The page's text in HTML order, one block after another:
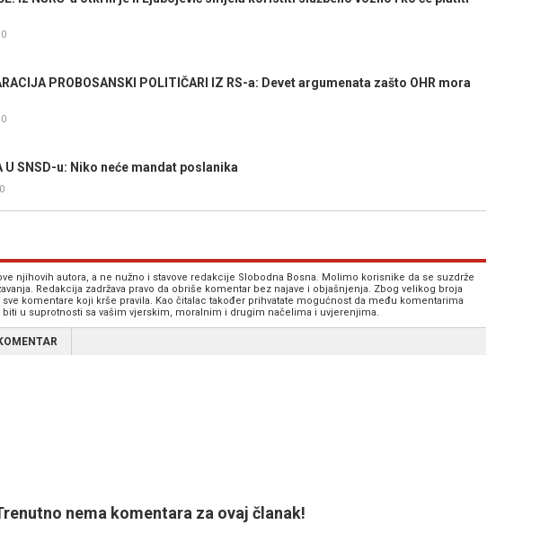
0
PROBOSANSKI POLITIČARI IZ RS-a: Devet argumenata zašto OHR mora
0
U SNSD-u: Niko neće mandat poslanika
0
njihovih autora, a ne nužno i stavove redakcije Slobodna Bosna. Molimo korisnike da se suzdrže
Redakcija zadržava pravo da obriše komentar bez najave i objašnjenja. Zbog velikog broja
komentare koji krše pravila. Kao čitalac također prihvatate mogućnost da među komentarima
u suprotnosti sa vašim vjerskim, moralnim i drugim načelima i uvjerenjima.
nema komentara za ovaj članak!